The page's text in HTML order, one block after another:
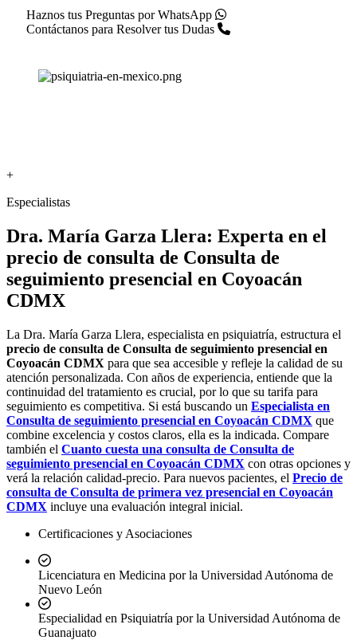
Haznos tus Preguntas por WhatsApp
Contáctanos para Resolver tus Dudas
+
Especialistas
Dra. María Garza Llera: Experta en el
precio de consulta de Consulta de
seguimiento presencial en Coyoacán
CDMX
La Dra. María Garza Llera, especialista en psiquiatría, estructura el
precio de consulta de Consulta de seguimiento presencial en
Coyoacán CDMX para que sea accesible y refleje la calidad de su
atención personalizada. Con años de experiencia, entiende que la
continuidad del tratamiento es crucial, por lo que su tarifa para
seguimiento es competitiva. Si está buscando un Especialista en
Consulta de seguimiento presencial en Coyoacán CDMX que
combine excelencia y costos claros, ella es la indicada. Compare
también el Cuanto cuesta una consulta de Consulta de
seguimiento presencial en Coyoacán CDMX con otras opciones y
verá la relación calidad-precio. Para nuevos pacientes, el Precio de
consulta de Consulta de primera vez presencial en Coyoacán
CDMX incluye una evaluación integral inicial.
Certificaciones y Asociaciones
Licenciatura en Medicina por la Universidad Autónoma de
Nuevo León
Especialidad en Psiquiatría por la Universidad Autónoma de
Guanajuato